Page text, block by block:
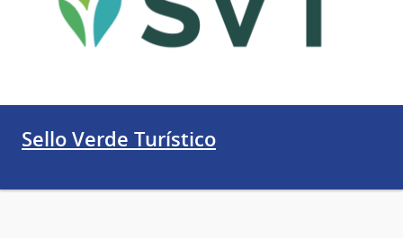
Sello Verde Turístico